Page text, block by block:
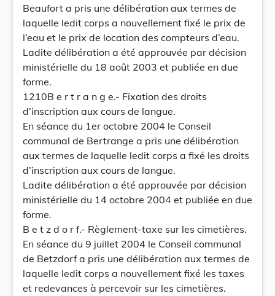
Beaufort a pris une délibération aux termes de
laquelle ledit corps a nouvellement fixé le prix de
l’eau et le prix de location des compteurs d’eau.
Ladite délibération a été approuvée par décision
ministérielle du 18 août 2003 et publiée en due
forme.
1210B e r t r a n g e.- Fixation des droits
d’inscription aux cours de langue.
En séance du 1er octobre 2004 le Conseil
communal de Bertrange a pris une délibération
aux termes de laquelle ledit corps a fixé les droits
d’inscription aux cours de langue.
Ladite délibération a été approuvée par décision
ministérielle du 14 octobre 2004 et publiée en due
forme.
B e t z d o r f.- Règlement-taxe sur les cimetières.
En séance du 9 juillet 2004 le Conseil communal
de Betzdorf a pris une délibération aux termes de
laquelle ledit corps a nouvellement fixé les taxes
et redevances à percevoir sur les cimetières.